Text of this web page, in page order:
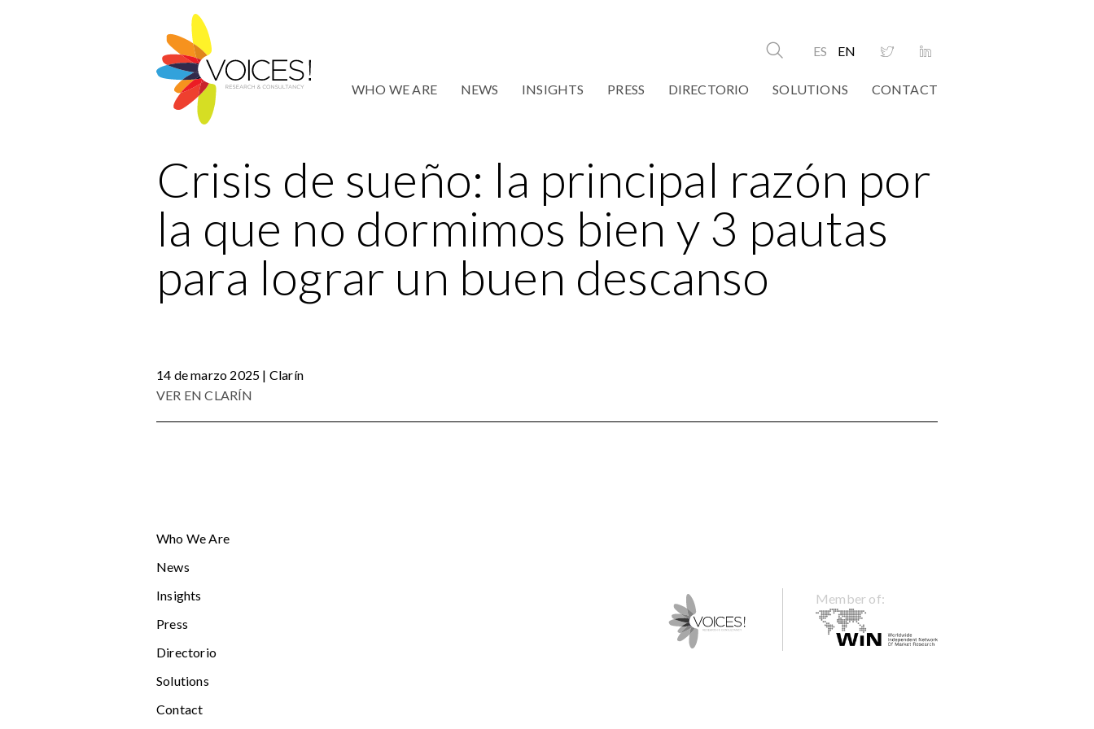
ES EN
WHO WE ARE NEWS INSIGHTS PRESS DIRECTORIO SOLUTIONS CONTACT
Crisis de sueño: la principal razón por
la que no dormimos bien y 3 pautas
para lograr un buen descanso
14 de marzo 2025 | Clarín
VER EN CLARÍN
Who We Are
News
Insights
Press
Directorio
Solutions
Contact
Member of: